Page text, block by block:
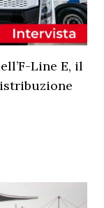
Line E, il